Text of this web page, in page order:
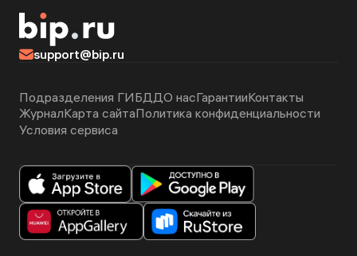
support@bip.ru
Подразделения ГИБДДО насГарантииКонтакты
ЖурналКарта сайтаПолитика конфиденциальности
Условия сервиса